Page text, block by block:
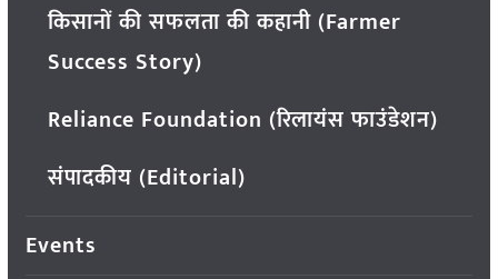
किसानों की सफलता की कहानी (Farmer
Success Story)
Reliance Foundation (रिलायंस फाउंडेशन)
संपादकीय (Editorial)
Events